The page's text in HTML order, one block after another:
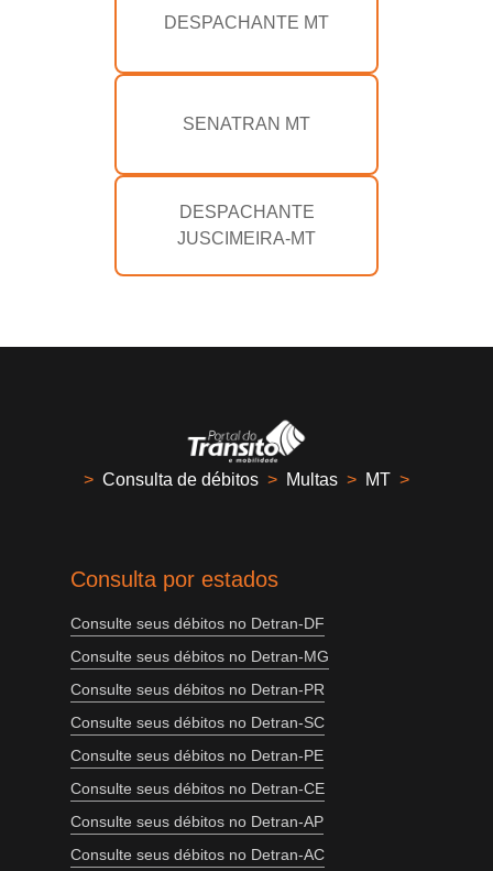
DESPACHANTE MT
SENATRAN MT
DESPACHANTE
JUSCIMEIRA-MT
> Consulta de débitos > Multas > MT >
Consulta por estados
Consulte seus débitos no Detran-DF
Consulte seus débitos no Detran-MG
Consulte seus débitos no Detran-PR
Consulte seus débitos no Detran-SC
Consulte seus débitos no Detran-PE
Consulte seus débitos no Detran-CE
Consulte seus débitos no Detran-AP
Consulte seus débitos no Detran-AC